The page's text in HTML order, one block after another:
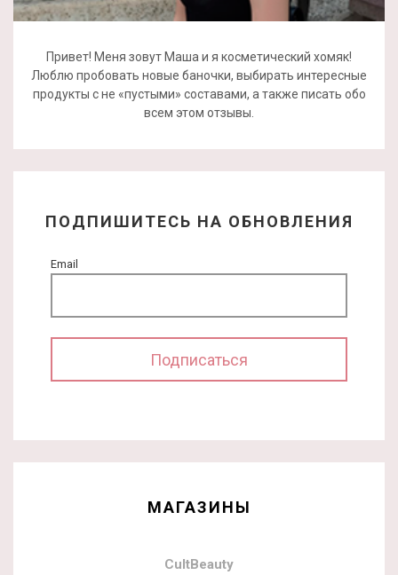
Привет! Меня зовут Маша и я косметический хомяк!
Люблю пробовать новые баночки, выбирать интересные
продукты с не «пустыми» составами, а также писать обо
всем этом отзывы.
ПОДПИШИТЕСЬ НА ОБНОВЛЕНИЯ
Email
МАГАЗИНЫ
CultBeauty